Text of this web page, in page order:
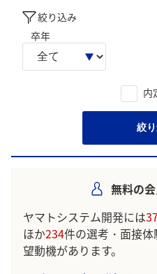
学生の声を就職活動の参
※AIを使用し、過去3年間のユ
のユーザの投稿は下記の一覧か
絞り込み
卒年
内
絞
無料の
ヤマトシステム開発には
ほか234件の選考・面接体
望動機があります。